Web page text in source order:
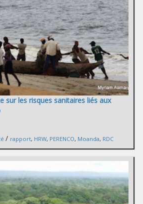
sur les risques sanitaires liés aux
/ rapport, HRW, PERENCO, Moanda, RDC